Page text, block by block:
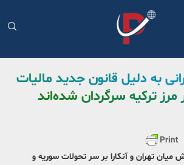
به دلیل قانون جدید مالیات
ترکیه سرگردان شده‌اند
میان تهران و آنکارا بر سر تحولات سوریه و